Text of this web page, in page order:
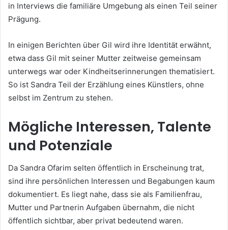
in Interviews die familiäre Umgebung als einen Teil seiner
Prägung.
In einigen Berichten über Gil wird ihre Identität erwähnt,
etwa dass Gil mit seiner Mutter zeitweise gemeinsam
unterwegs war oder Kindheitserinnerungen thematisiert.
So ist Sandra Teil der Erzählung eines Künstlers, ohne
selbst im Zentrum zu stehen.
Mögliche Interessen, Talente
und Potenziale
Da Sandra Ofarim selten öffentlich in Erscheinung trat,
sind ihre persönlichen Interessen und Begabungen kaum
dokumentiert. Es liegt nahe, dass sie als Familienfrau,
Mutter und Partnerin Aufgaben übernahm, die nicht
öffentlich sichtbar, aber privat bedeutend waren.